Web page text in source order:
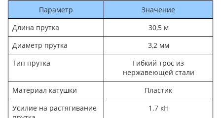
Параметр
Значение
Длина прутка
30,5 м
Диаметр прутка
3,2 мм
Тип прутка
Гибкий трос из
нержавеющей стали
Материал катушки
Пластик
Усилие на растягивание
1.7 кН